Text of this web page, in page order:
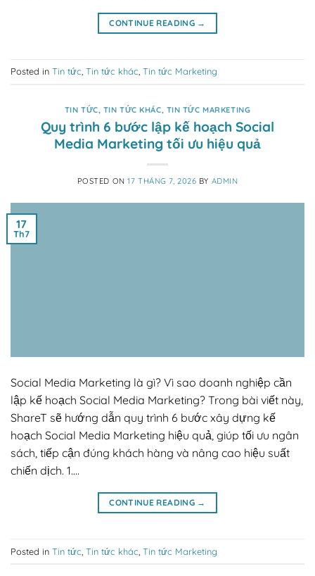
CONTINUE READING →
Posted in Tin tức, Tin tức khác, Tin tức Marketing
TIN TỨC, TIN TỨC KHÁC, TIN TỨC MARKETING
Quy trình 6 bước lập kế hoạch Social
Media Marketing tối ưu hiệu quả
POSTED ON17 THÁNG 7, 2026 BY ADMIN
17
Th7
Social Media Marketing là gì? Vì sao doanh nghiệp cần
lập kế hoạch Social Media Marketing? Trong bài viết này,
ShareT sẽ hướng dẫn quy trình 6 bước xây dựng kế
hoạch Social Media Marketing hiệu quả, giúp tối ưu ngân
sách, tiếp cận đúng khách hàng và nâng cao hiệu suất
chiến dịch. 1….
CONTINUE READING →
Posted in Tin tức Tin tức khác Tin tức Marketing